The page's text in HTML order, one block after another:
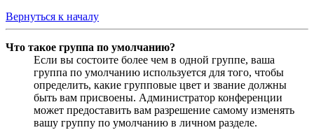
Вернуться к началу
Что такое группа по умолчанию?
Если вы состоите более чем в одной группе, ваша
группа по умолчанию используется для того, чтобы
определить, какие групповые цвет и звание должны
быть вам присвоены. Администратор конференции
может предоставить вам разрешение самому изменять
вашу группу по умолчанию в личном разделе.